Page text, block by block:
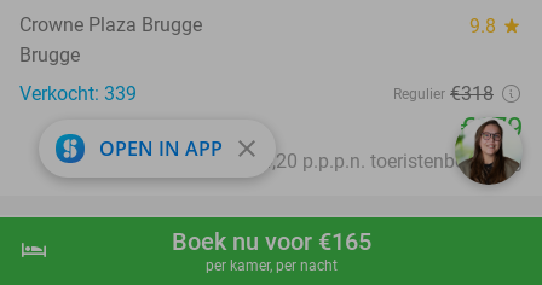
shopping_cart Boek nu
hotel Boek nu voor €165
per kamer, per nacht
Crowne Plaza Brugge 9.8 star
Brugge
Verkocht: 339
Regulier €318
€179
Excl. ca. €4,20 p.p.p.n. toeristenbelasting
OPEN IN APP close